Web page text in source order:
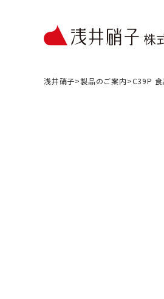
浅井硝子>製品のご案内>C39P